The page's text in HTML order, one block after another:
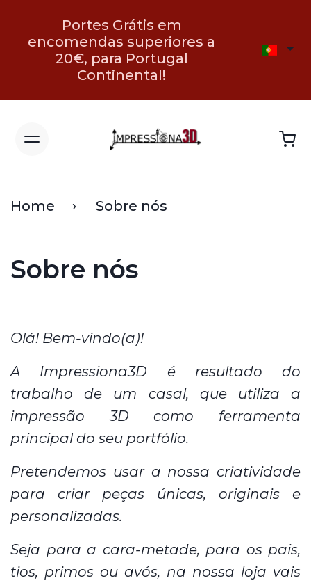
Portes Grátis em
encomendas superiores a
20€, para Portugal
Continental!
Home Sobre nós
Sobre nós
Olá! Bem-vindo(a)!
A Impressiona3D é resultado do
trabalho de um casal, que utiliza a
impressão 3D como ferramenta
principal do seu portfólio.
Pretendemos usar a nossa criatividade
para criar peças únicas, originais e
personalizadas.
Seja para a cara-metade, para os pais,
tios, primos ou avós, na nossa loja vais